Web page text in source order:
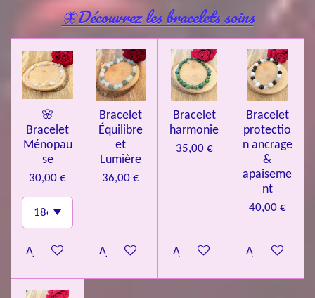
🦋Découvrez les bracelets soins
🌸
Bracelet
Ménopau
se
30,00 €
Ajouter au panier
Bracelet
Équilibre
et
Lumière
36,00 €
Ajouter au panier
Bracelet
harmonie
35,00 €
Ajouter au panier
Bracelet
protectio
n ancrage
&
apaiseme
nt
40,00 €
Ajouter au